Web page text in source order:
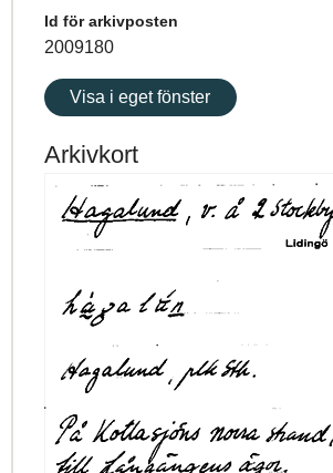
Id för arkivposten
2009180
Visa i eget fönster
Arkivkort